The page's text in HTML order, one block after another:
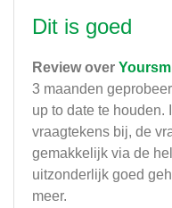
Dit is goed
Review over
3 maanden
up to date te houden.
vraagtekens bij, de
gemakkelijk via de
uitzonderlijk goed
meer.